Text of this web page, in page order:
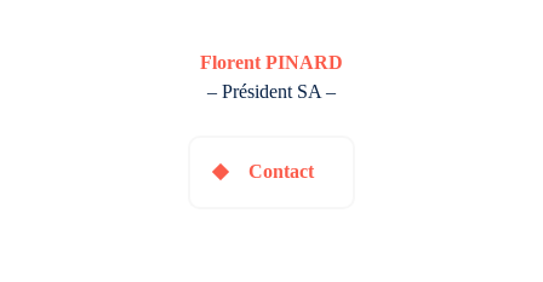
Florent PINARD
– Président SA –
Contact